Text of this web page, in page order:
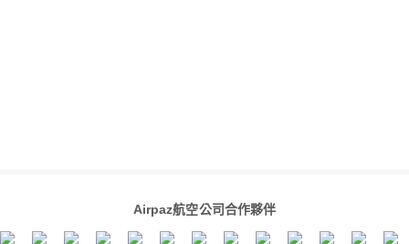
Airpaz航空公司合作夥伴